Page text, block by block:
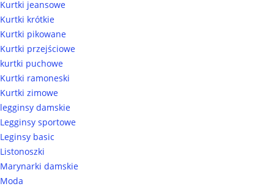
Kurtki jeansowe
Kurtki krótkie
Kurtki pikowane
Kurtki przejściowe
kurtki puchowe
Kurtki ramoneski
Kurtki zimowe
legginsy damskie
Legginsy sportowe
Leginsy basic
Listonoszki
Marynarki damskie
Moda